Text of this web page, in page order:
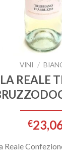
VINI /
REALE
€
Reale